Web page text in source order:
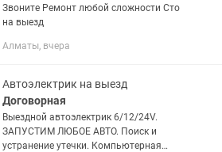
Звоните Ремонт любой сложности Сто
на выезд
Алматы, вчера
Автоэлектрик на выезд
Договорная
Выездной автоэлектрик 6/12/24V.
ЗАПУСТИМ ЛЮБОЕ АВТО. Поиск и
устранение утечки. Компьютерная